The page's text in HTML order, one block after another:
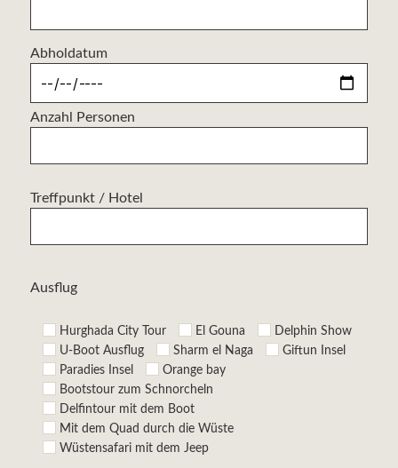
Abholdatum
Anzahl Personen
Treffpunkt / Hotel
Ausflug
Hurghada City Tour El Gouna
Delphin Show
U-Boot Ausflug
Sharm el Naga
Giftun Insel
Paradies Insel
Orange bay
Bootstour zum Schnorcheln
Delfintour mit dem Boot
Mit dem Quad durch die Wüste
Wüstensafari mit dem Jeep